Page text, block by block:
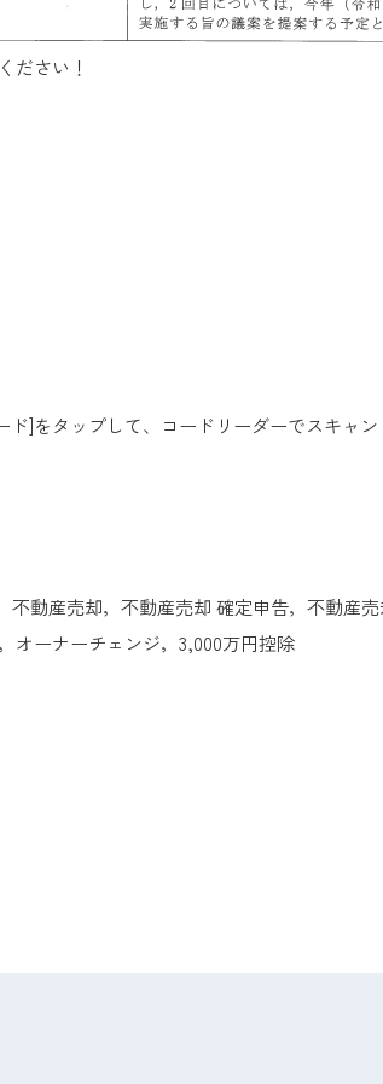
ださい！
ド]をタップして、コードリーダーでスキャン
動産売却，不動産売却 確定申告，不動産
オーナーチェンジ，3,000万円控除